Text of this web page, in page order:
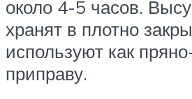
около 4-5 часов.
хранят в плотно
используют как
приправу.